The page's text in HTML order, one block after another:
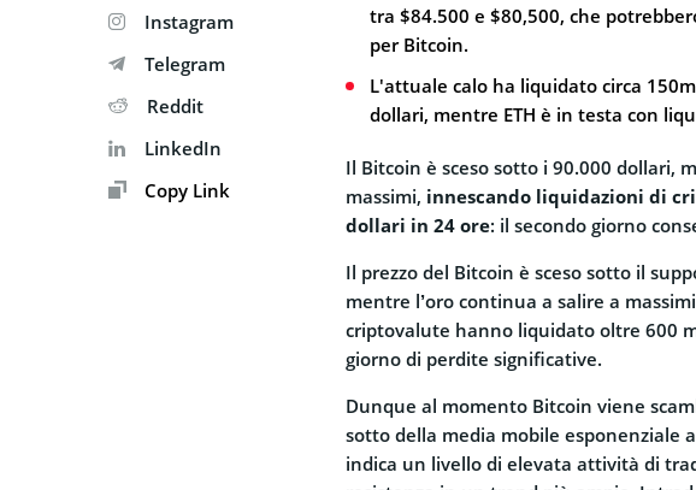
Instagram
Telegram
Reddit
LinkedIn
Copy Link
tra $84.500 e $80,500, che
per Bitcoin.
L'attuale calo ha liquidato circa
dollari, mentre ETH è in testa con
Il Bitcoin è sceso sotto i 90.000 dollari,
massimi, innescando liquidazioni di
dollari in 24 ore: il secondo giorno
Il prezzo del Bitcoin è sceso sotto il
mentre l’oro continua a salire a
criptovalute hanno liquidato oltre 600
giorno di perdite significative.
Dunque al momento Bitcoin viene
sotto della media mobile esponenziale
indica un livello di elevata attività di